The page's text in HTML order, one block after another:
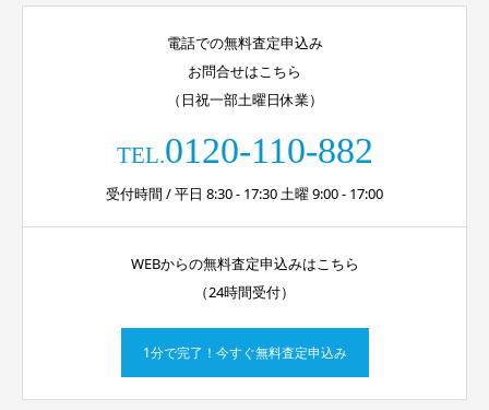
電話での無料査定申込み
お問合せはこちら
（日祝一部土曜日休業）
TEL.0120-110-882
受付時間 / 平日 8:30 - 17:30 土曜 9:00 - 17:00
WEBからの無料査定申込みはこちら
（24時間受付）
1分で完了！今すぐ無料査定申込み